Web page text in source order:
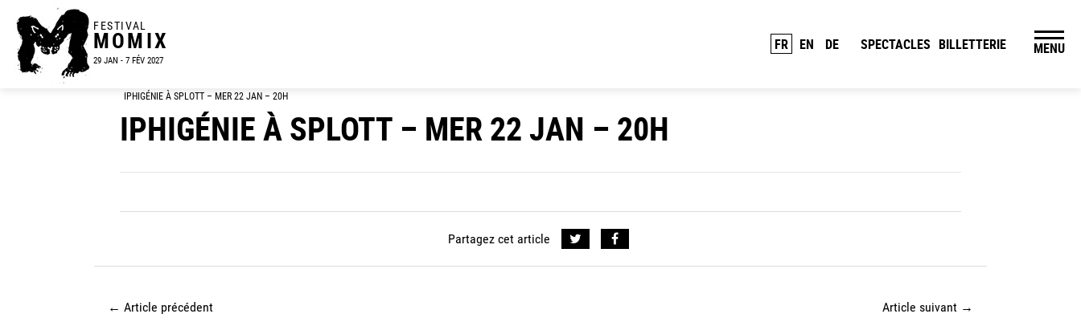
FESTIVAL
MOMIX
29 JAN - 7 FÉV 2027
FR EN DE SPECTACLES BILLETTERIE MENU
IPHIGÉNIE À SPLOTT – MER 22 JAN – 20H
IPHIGÉNIE À SPLOTT – MER 22 JAN – 20H
Partagez cet article
← Article précédent Article suivant →